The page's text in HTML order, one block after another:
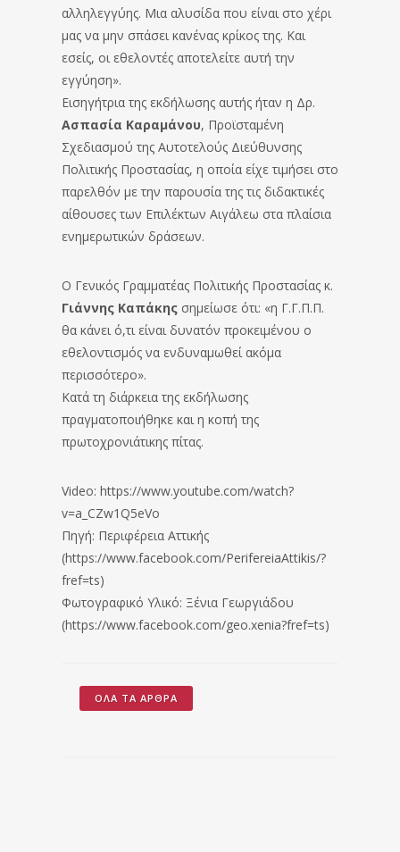
αλληλεγγύης. Μια αλυσίδα που είναι στο χέρι
μας να μην σπάσει κανένας κρίκος της. Και
εσείς, οι εθελοντές αποτελείτε αυτή την
εγγύηση».
Εισηγήτρια της εκδήλωσης αυτής ήταν η Δρ.
Ασπασία Καραμάνου, Προϊσταμένη
Σχεδιασμού της Αυτοτελούς Διεύθυνσης
Πολιτικής Προστασίας, η οποία είχε τιμήσει στο
παρελθόν με την παρουσία της τις διδακτικές
αίθουσες των Επιλέκτων Αιγάλεω στα πλαίσια
ενημερωτικών δράσεων.
Ο Γενικός Γραμματέας Πολιτικής Προστασίας κ.
Γιάννης Καπάκης σημείωσε ότι: «η Γ.Γ.Π.Π.
θα κάνει ό,τι είναι δυνατόν προκειμένου ο
εθελοντισμός να ενδυναμωθεί ακόμα
περισσότερο».
Κατά τη διάρκεια της εκδήλωσης
πραγματοποιήθηκε και η κοπή της
πρωτοχρονιάτικης πίτας.
Video: https://www.youtube.com/watch?
v=a_CZw1Q5eVo
Πηγή: Περιφέρεια Αττικής
(https://www.facebook.com/PerifereiaAttikis/?
fref=ts)
Φωτογραφικό Υλικό: Ξένια Γεωργιάδου
(https://www.facebook.com/geo.xenia?fref=ts)
ΌΛΑ ΤΑ ΆΡΘΡΑ